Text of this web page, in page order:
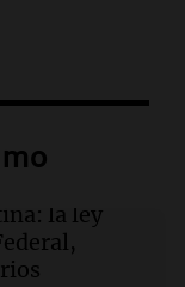
de
tiempo este
la ley